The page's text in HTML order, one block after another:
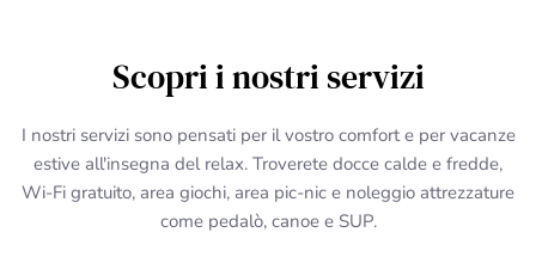
Scopri i nostri servizi
I nostri servizi sono pensati per il vostro comfort e per vacanze
estive all'insegna del relax. Troverete docce calde e fredde,
Wi-Fi gratuito, area giochi, area pic-nic e noleggio attrezzature
come pedalò, canoe e SUP.